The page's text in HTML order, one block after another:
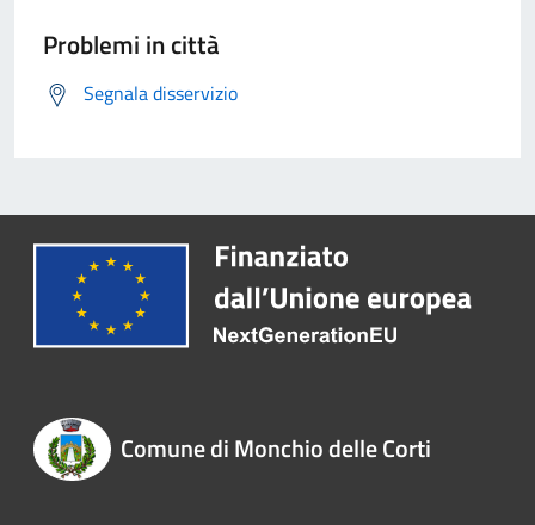
Problemi in città
Segnala disservizio
Comune di Monchio delle Corti